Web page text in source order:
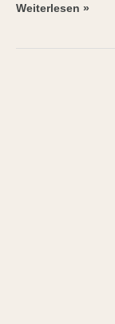
Weiterlesen »